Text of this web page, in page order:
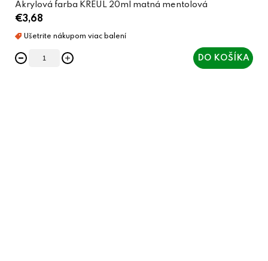
Akrylová farba KREUL 20ml matná mentolová
€3,68
DO KOŠÍKA